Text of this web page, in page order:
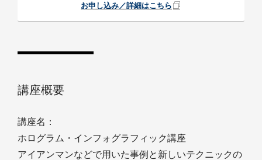
お申し込み／詳細はこちら
講座概要
講座名：
ホログラム・インフォグラフィック講座
アイアンマンなどで用いた事例と新しいテクニックの